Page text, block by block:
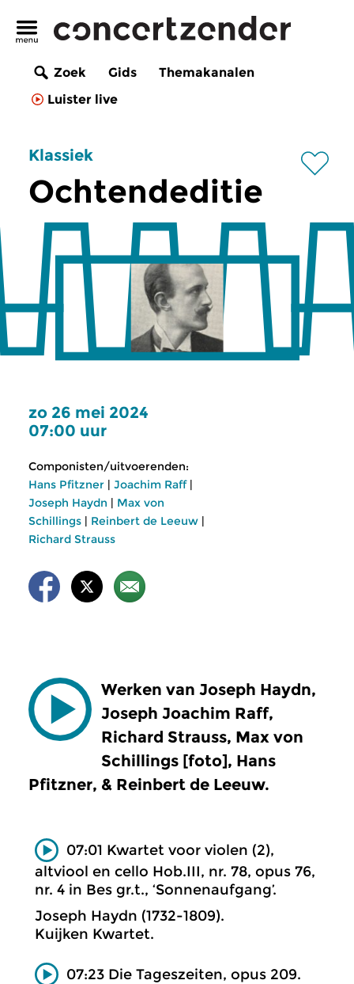
Zoek Gids
Themakanalen
Luister live
Klassiek
Ochtendeditie
zo 26 mei 2024
07:00 uur
Componisten/uitvoerenden:
Hans Pfitzner | Joachim Raff|
Joseph Haydn | Max von
Schillings | Reinbert de Leeuw |
Richard Strauss
Werken van Joseph Haydn,
Joseph Joachim Raff,
Richard Strauss, Max von
Schillings [foto], Hans
Pfitzner, & Reinbert de Leeuw.
07:01 Kwartet voor violen (2),
altviool en cello Hob.III, nr. 78, opus 76,
nr. 4 in Bes gr.t., ‘Sonnenaufgang’.
Joseph Haydn (1732-1809).
Kuijken Kwartet.
07:23 Die Tageszeiten, opus 209.